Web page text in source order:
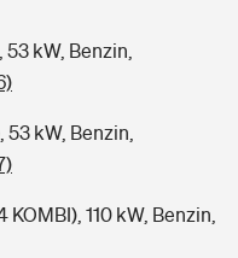
53 kW, Benzin,
53 kW, Benzin,
110 kW, Benzin,